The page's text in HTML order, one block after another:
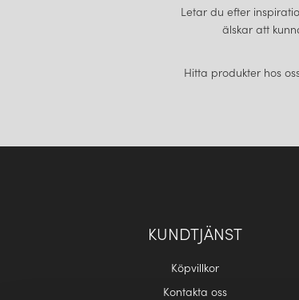
Letar du efter
älskar att
Hitta produkter hos
KUNDTJÄNST
Köpvillkor
Kontakta oss